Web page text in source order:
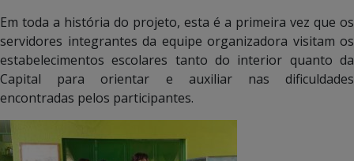
Em toda a história do projeto, esta é a primeira vez que os
servidores integrantes da equipe organizadora visitam os
estabelecimentos escolares tanto do interior quanto da
Capital para orientar e auxiliar nas dificuldades
encontradas pelos participantes.